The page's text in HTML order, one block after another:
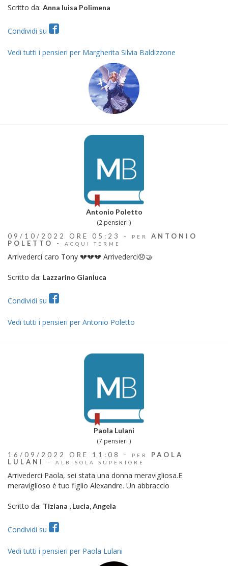
Scritto da: Anna luisa Polimena
Condividi su
Vedi tutti i pensieri per Margherita Silvia Baldizzone
Antonio Poletto
(2 pensieri )
09/10/2022 ORE 05:23 - PER
ANTONIO
POLETTO
- ACQUI TERME
Arrivederci caro Tony 💔💔💔 Arrivederci😞🤝
Scritto da: Lazzarino Gianluca
Condividi su
Vedi tutti i pensieri per Antonio Poletto
Paola Lulani
(7 pensieri )
16/09/2022 ORE 11:08 - PER
PAOLA
LULANI
- ALBISOLA SUPERIORE
Arrivederci Paola, sei stata una donna meravigliosa.E
meraviglioso è tuo figlio Alexandre. Un abbraccio
Scritto da: Tiziana , Lucia, Angela
Condividi su
Vedi tutti i pensieri per Paola Lulani